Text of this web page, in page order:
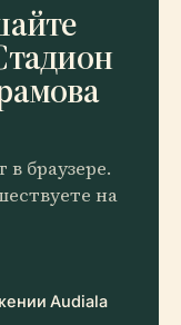
браузере.
на
Audiala